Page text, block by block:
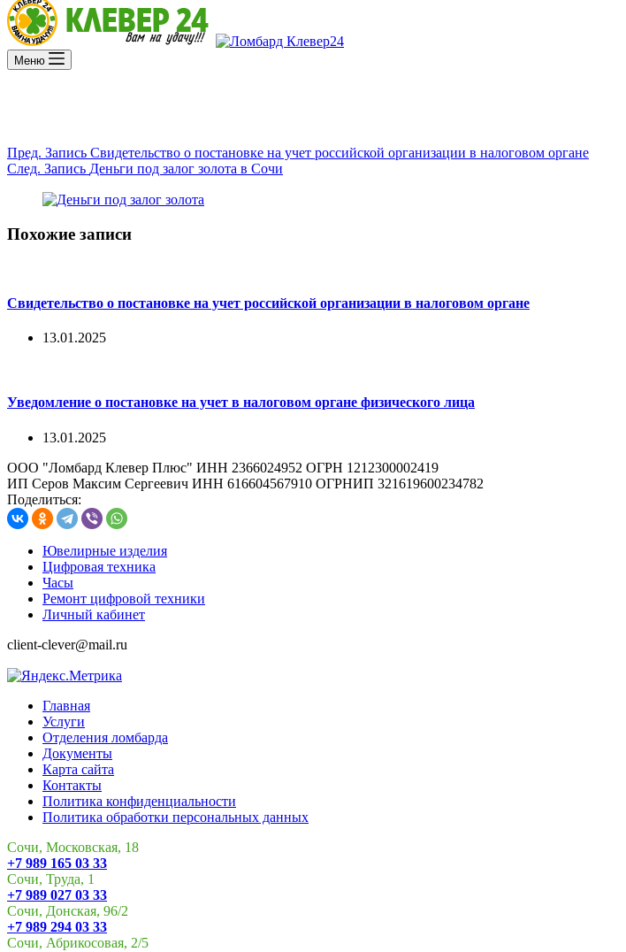
Меню
Пред. Запись Свидетельство о постановке на учет российской организации в налоговом органе
След. Запись Деньги под залог золота в Сочи
Похожие записи
Свидетельство о постановке на учет российской организации в налоговом органе
13.01.2025
Уведомление о постановке на учет в налоговом органе физического лица
13.01.2025
ООО "Ломбард Клевер Плюс" ИНН 2366024952 ОГРН 1212300002419
ИП Серов Максим Сергеевич ИНН 616604567910 ОГРНИП 321619600234782
Поделиться:
Ювелирные изделия
Цифровая техника
Часы
Ремонт цифровой техники
Личный кабинет
client-clever@mail.ru
Главная
Услуги
Отделения ломбарда
Документы
Карта сайта
Контакты
Политика конфиденциальности
Политика обработки персональных данных
Сочи, Московская, 18
+7 989 165 03 33
Сочи, Труда, 1
+7 989 027 03 33
Сочи, Донская, 96/2
+7 989 294 03 33
Сочи, Абрикосовая, 2/5